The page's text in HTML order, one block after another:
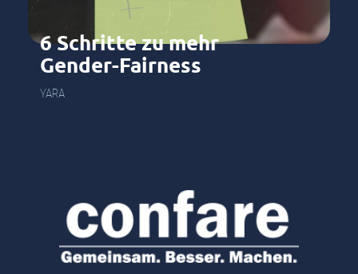
6 Schritte zu mehr
Gender-Fairness
YARA